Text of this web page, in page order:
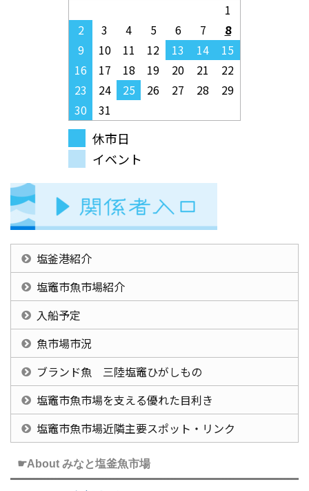
1
2
3 4 5 6 7
8
9
10 11 12 13 14
15
16
17 18 19 20 21
22
23
24 25 26 27 28
29
30
31
休市日
イベント
塩釜港紹介
塩竈市魚市場紹介
入船予定
魚市場市況
ブランド魚 三陸塩竈ひがしもの
塩竈市魚市場を支える優れた目利き
塩竈市魚市場近隣主要スポット・リンク
☛About みなと塩釜魚市場